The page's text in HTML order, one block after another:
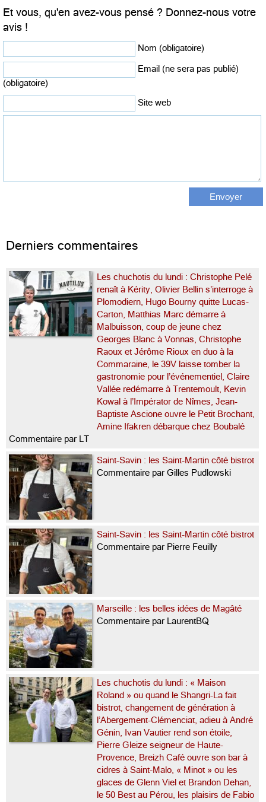
Et vous, qu'en avez-vous pensé ? Donnez-nous votre
avis !
Nom (obligatoire)
Email (ne sera pas publié)
(obligatoire)
Site web
Derniers commentaires
Les chuchotis du lundi : Christophe Pelé
renaît à Kérity, Olivier Bellin s’interroge à
Plomodiern, Hugo Bourny quitte Lucas-
Carton, Matthias Marc démarre à
Malbuisson, coup de jeune chez
Georges Blanc à Vonnas, Christophe
Raoux et Jérôme Rioux en duo à la
Commaraine, le 39V laisse tomber la
gastronomie pour l’événementiel, Claire
Vallée redémarre à Trentemoult, Kevin
Kowal à l’Impérator de Nîmes, Jean-
Baptiste Ascione ouvre le Petit Brochant,
Amine Ifakren débarque chez Boubalé
Commentaire par LT
Saint-Savin : les Saint-Martin côté bistrot
Commentaire par Gilles Pudlowski
Saint-Savin : les Saint-Martin côté bistrot
Commentaire par Pierre Feuilly
Marseille : les belles idées de Magâté
Commentaire par LaurentBQ
Les chuchotis du lundi : « Maison
Roland » ou quand le Shangri-La fait
bistrot, changement de génération à
l’Abergement-Clémenciat, adieu à André
Génin, Ivan Vautier rend son étoile,
Pierre Gleize seigneur de Haute-
Provence, Breizh Café ouvre son bar à
cidres à Saint-Malo, « Minot » ou les
glaces de Glenn Viel et Brandon Dehan,
le 50 Best au Pérou, les plaisirs de Fabio